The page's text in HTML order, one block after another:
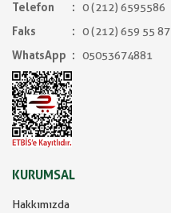
Telefon
0 (212) 6595586
Faks
0 (212) 659 55 87
WhatsApp
05053674881
KURUMSAL
Hakkımızda